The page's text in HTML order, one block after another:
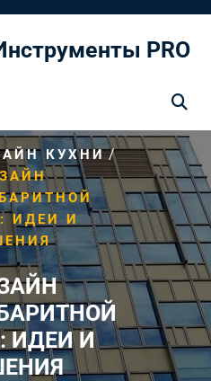
PRO
КУХНИ/
ИДЕИ И
ИДЕИ И